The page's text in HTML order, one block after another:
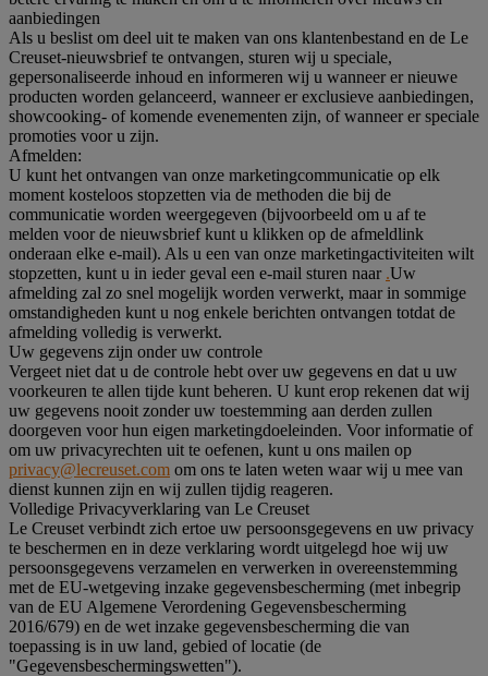
aanbiedingen
Als u beslist om deel uit te maken van ons klantenbestand en de Le
Creuset-nieuwsbrief te ontvangen, sturen wij u speciale,
gepersonaliseerde inhoud en informeren wij u wanneer er nieuwe
producten worden gelanceerd, wanneer er exclusieve aanbiedingen,
showcooking- of komende evenementen zijn, of wanneer er speciale
promoties voor u zijn.
Afmelden:
U kunt het ontvangen van onze marketingcommunicatie op elk
moment kosteloos stopzetten via de methoden die bij de
communicatie worden weergegeven (bijvoorbeeld om u af te
melden voor de nieuwsbrief kunt u klikken op de afmeldlink
onderaan elke e-mail). Als u een van onze marketingactiviteiten wilt
stopzetten, kunt u in ieder geval een e-mail sturen naar .Uw
afmelding zal zo snel mogelijk worden verwerkt, maar in sommige
omstandigheden kunt u nog enkele berichten ontvangen totdat de
afmelding volledig is verwerkt.
Uw gegevens zijn onder uw controle
Vergeet niet dat u de controle hebt over uw gegevens en dat u uw
voorkeuren te allen tijde kunt beheren. U kunt erop rekenen dat wij
uw gegevens nooit zonder uw toestemming aan derden zullen
doorgeven voor hun eigen marketingdoeleinden. Voor informatie of
om uw privacyrechten uit te oefenen, kunt u ons mailen op
privacy@lecreuset.com om ons te laten weten waar wij u mee van
dienst kunnen zijn en wij zullen tijdig reageren.
Volledige Privacyverklaring van Le Creuset
Le Creuset verbindt zich ertoe uw persoonsgegevens en uw privacy
te beschermen en in deze verklaring wordt uitgelegd hoe wij uw
persoonsgegevens verzamelen en verwerken in overeenstemming
met de EU-wetgeving inzake gegevensbescherming (met inbegrip
van de EU Algemene Verordening Gegevensbescherming
2016/679) en de wet inzake gegevensbescherming die van
toepassing is in uw land, gebied of locatie (de
"Gegevensbeschermingswetten").